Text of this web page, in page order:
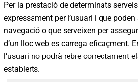
les
cookies
Per la prestació de determinats
expressament per l’usuari i que
navegació o que serveixen per
d’un lloc web es carrega eficaçment.
l’usuari no podrà rebre correctament
establerts.